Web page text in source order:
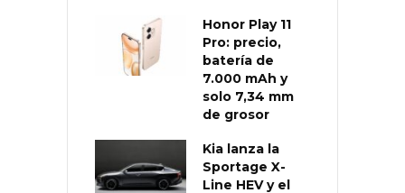
Honor Play 11
Pro: precio,
batería de
7.000 mAh y
solo 7,34 mm
de grosor
Kia lanza la
Sportage X-
Line HEV y el